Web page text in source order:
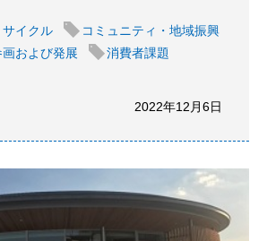
イクル
コミュニティ・地域振興
および発展
消費者課題
2022年12月6日